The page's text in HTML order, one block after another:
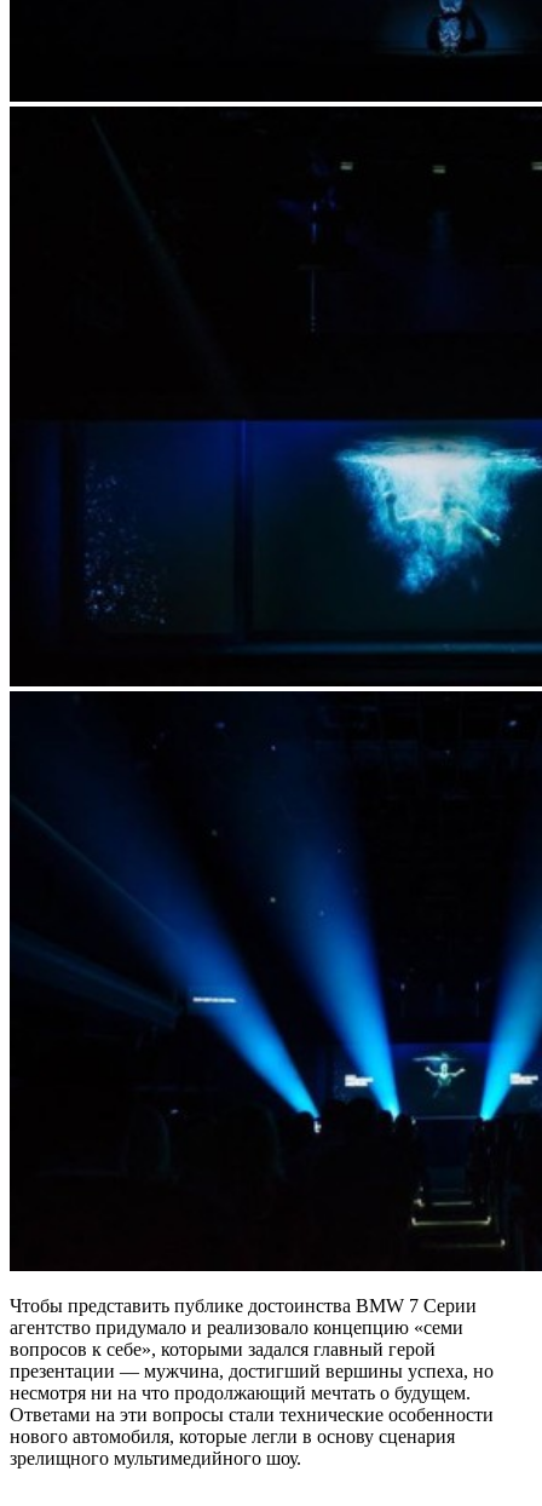
Чтобы представить публике достоинства BMW 7 Серии
агентство придумало и реализовало концепцию «семи
вопросов к себе», которыми задался главный герой
презентации — мужчина, достигший вершины успеха, но
несмотря ни на что продолжающий мечтать о будущем.
Ответами на эти вопросы стали технические особенности
нового автомобиля, которые легли в основу сценария
зрелищного мультимедийного шоу.